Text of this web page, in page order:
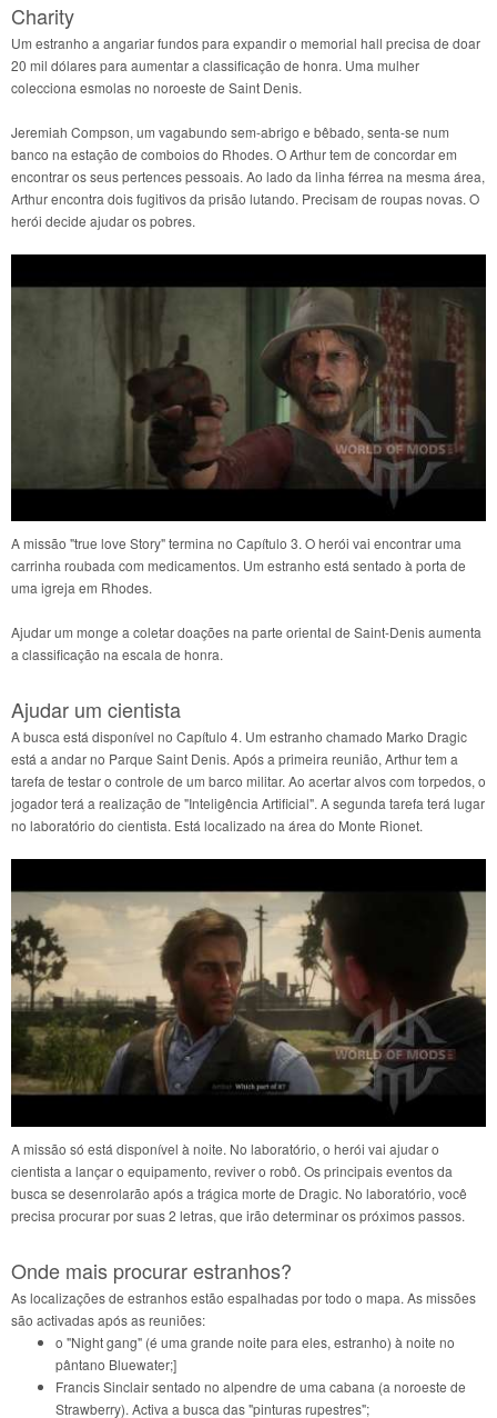
Charity
Um estranho a angariar fundos para expandir o memorial hall precisa de doar
20 mil dólares para aumentar a classificação de honra. Uma mulher
colecciona esmolas no noroeste de Saint Denis.
Jeremiah Compson, um vagabundo sem-abrigo e bêbado, senta-se num
banco na estação de comboios do Rhodes. O Arthur tem de concordar em
encontrar os seus pertences pessoais. Ao lado da linha férrea na mesma área,
Arthur encontra dois fugitivos da prisão lutando. Precisam de roupas novas. O
herói decide ajudar os pobres.
A missão "true love Story" termina no Capítulo 3. O herói vai encontrar uma
carrinha roubada com medicamentos. Um estranho está sentado à porta de
uma igreja em Rhodes.
Ajudar um monge a coletar doações na parte oriental de Saint-Denis aumenta
a classificação na escala de honra.
Ajudar um cientista
A busca está disponível no Capítulo 4. Um estranho chamado Marko Dragic
está a andar no Parque Saint Denis. Após a primeira reunião, Arthur tem a
tarefa de testar o controle de um barco militar. Ao acertar alvos com torpedos, o
jogador terá a realização de "Inteligência Artificial". A segunda tarefa terá lugar
no laboratório do cientista. Está localizado na área do Monte Rionet.
A missão só está disponível à noite. No laboratório, o herói vai ajudar o
cientista a lançar o equipamento, reviver o robô. Os principais eventos da
busca se desenrolarão após a trágica morte de Dragic. No laboratório, você
precisa procurar por suas 2 letras, que irão determinar os próximos passos.
Onde mais procurar estranhos?
As localizações de estranhos estão espalhadas por todo o mapa. As missões
são activadas após as reuniões:
o "Night gang" (é uma grande noite para eles, estranho) à noite no
pântano Bluewater;]
Francis Sinclair sentado no alpendre de uma cabana (a noroeste de
Strawberry). Activa a busca das "pinturas rupestres";